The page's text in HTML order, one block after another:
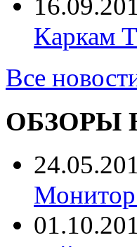
Каркам
Все
ОБЗОРЫ
Монитор